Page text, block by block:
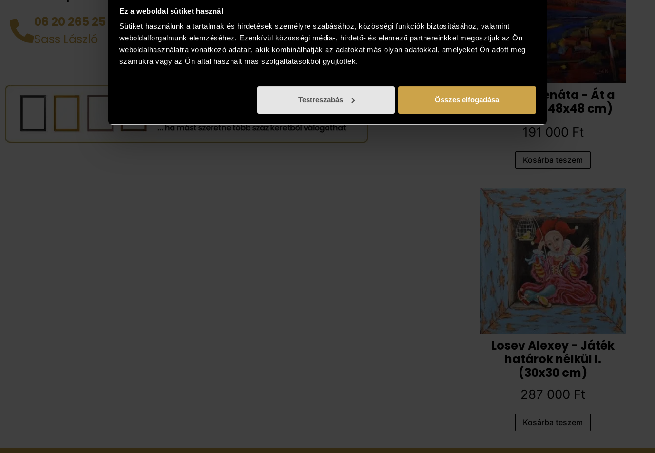
Ez a weboldal sütiket használ
Sütiket használunk a tartalmak és hirdetések személyre szabásához, közösségi funkciók biztosításához, valamint
weboldalforgalmunk elemzéséhez. Ezenkívül közösségi média-, hirdető- és elemező partnereinkkel megosztjuk az Ön
weboldalhasználatra vonatkozó adatait, akik kombinálhatják az adatokat más olyan adatokkal, amelyeket Ön adott meg
számukra vagy az Ön által használt más szolgáltatásokból gyűjtöttek.
Testreszabás Összes elfogadása
06 20 265 25 49
Sass László
házhoz viszik és bemutatják azt! Több is tetszik? Nem
tud dönteni? Gyűjtse össze az Önnek tetsző
alkotásokat, és vásárolja meg azt, ami élőben a
legjobban tetszik!
Palásti Renáta - Át a
hegyen (48x48 cm)
191 000 Ft
Kosárba teszem
Losev Alexey - Játék
határok nélkül I.
(30x30 cm)
287 000 Ft
Kosárba teszem